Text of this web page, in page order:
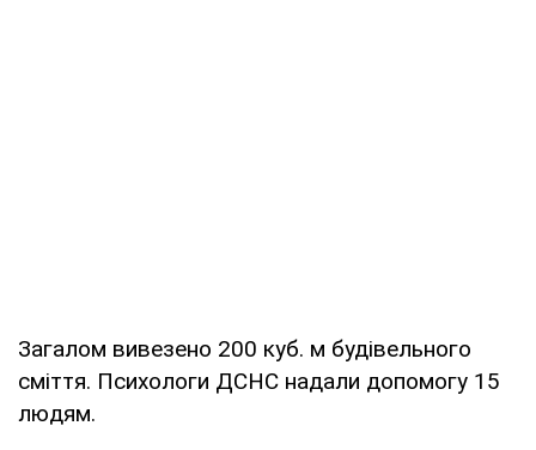
Загалом вивезено 200 куб. м будівельного
сміття. Психологи ДСНС надали допомогу 15
людям.